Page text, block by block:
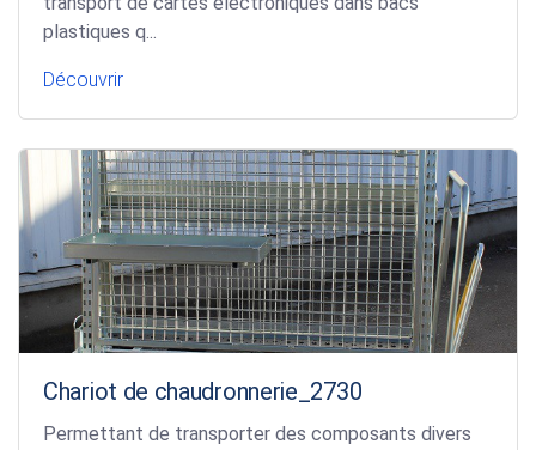
plastiques q...
Découvrir
Chariot de chaudronnerie_2730
Permettant de transporter des composants divers